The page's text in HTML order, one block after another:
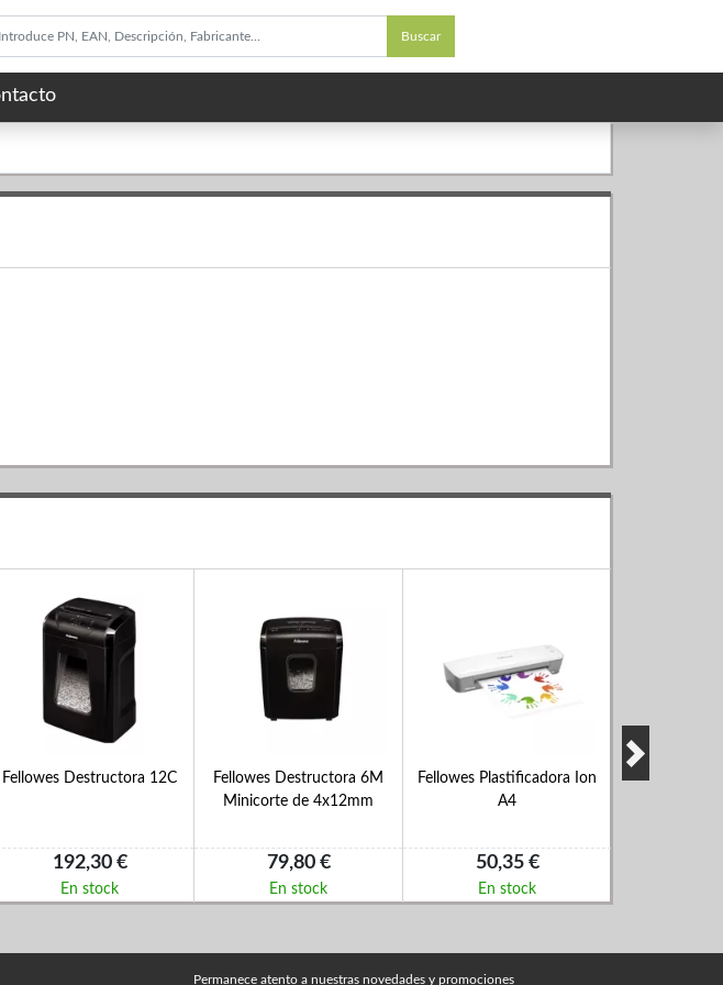
Buscar
Fellowes Destructora 12C
192,30 €
En stock
Fellowes Destructora 6M
Minicorte de 4x12mm
79,80 €
En stock
Fellowes Plastificadora Ion
A4
50,35 €
En stock
Fellowes
Permanece atento a nuestras novedades y promociones